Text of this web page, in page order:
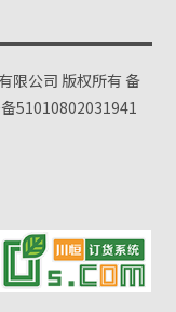
限公司 版权所有备
51010802031941